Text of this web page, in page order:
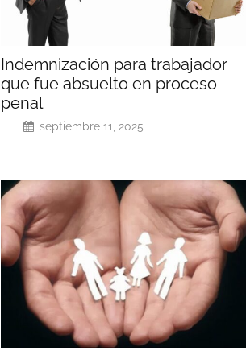
Indemnización para trabajador
que fue absuelto en proceso
penal
septiembre 11, 2025